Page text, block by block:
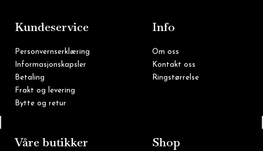
Kundeservice
Personvernserklæring
Informasjonskapsler
Betaling
Frakt og levering
Bytte og retur
Info
Om oss
Kontakt oss
Ringstørrelse
Våre butikker Shop